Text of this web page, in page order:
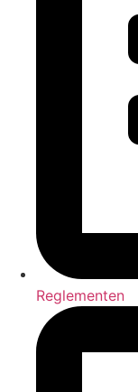
Reglementen